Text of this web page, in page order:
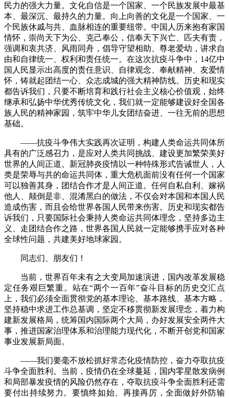
民力的强大力量。文化自信是一个国家、一个民族发展中最基
本、最深沉、最持久的力量。向上向善的文化是一个国家、一
个民族休戚与共、血脉相连的重要纽带。中国人历来抱有家国
情怀，崇尚天下为公、克己奉公，信奉天下兴亡、匹夫有责，
强调和衷共济、风雨同舟，倡导守望相助、尊老爱幼，讲求自
由和自律统一、权利和责任统一。在这次抗疫斗争中，14亿中
国人民显示出高度的责任意识、自律观念、奉献精神、友爱情
怀，铸就起团结一心、众志成城的强大精神防线。历史和现实
都告诉我们，只要不断培育和践行社会主义核心价值观，始终
继承和弘扬中华优秀传统文化，我们就一定能够建设好全国各
族人民的精神家园，筑牢中华儿女团结奋进、一往无前的思想
基础。
——抗疫斗争伟大实践再次证明，构建人类命运共同体所
具有的广泛感召力，是应对人类共同挑战、建设更加繁荣美好
世界的人间正道。新冠肺炎疫情以一种特殊形式告诫世人，人
类是荣辱与共的命运共同体，重大危机面前没有任何一个国家
可以独善其身，团结合作才是人间正道。任何自私自利、嫁祸
他人、颠倒是非、混淆黑白的做法，不仅会对本国和本国人民
造成伤害，而且会给世界各国人民带来伤害。历史和现实都告
诉我们，只要国际社会秉持人类命运共同体理念，坚持多边主
义、走团结合作之路，世界各国人民就一定能够携手应对各种
全球性问题，共建美好地球家园。
同志们、朋友们！
当前，世界百年未有之大变局加速演进，国内改革发展稳
定任务艰巨繁重。站在“两个一百年”奋斗目标的历史交汇点
上，我们必须全面贯彻党的基本理论、基本路线、基本方略，
坚持稳中求进工作总基调，坚定不移贯彻新发展理念，着力构
建新发展格局，统筹国内国际两个大局，办好发展安全两件大
事，推进国家治理体系和治理能力现代化，不断开创党和国家
事业发展新局面。
——我们要毫不放松抓好常态化疫情防控，奋力夺取抗疫
斗争全面胜利。当前，疫情仍在全球蔓延，国内零星散发病例
和局部暴发疫情的风险仍然存在，夺取抗疫斗争全面胜利还需
要付出持续努力。要慎终如始、再接再厉，全面做好外防输